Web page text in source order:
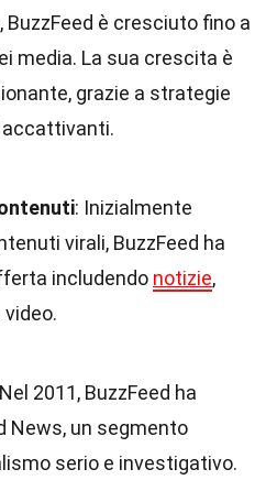
è cresciuto fino a
media. La sua crescita è
grazie a strategie
: Inizialmente
virali, BuzzFeed ha
includendo notizie,
2011, BuzzFeed ha
News, un segmento
serio e investigativo.